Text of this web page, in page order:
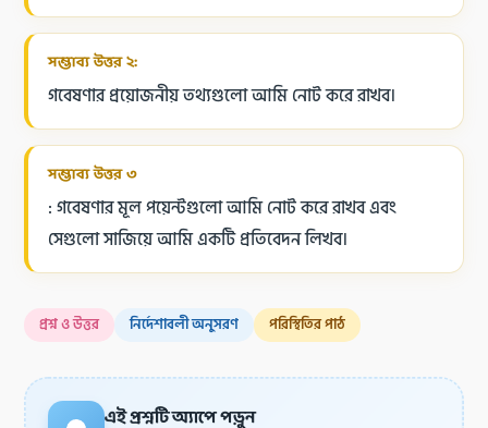
সম্ভাব্য উত্তর ২:
গবেষণার প্রয়োজনীয় তথ্যগুলো আমি নোট করে রাখব।
সম্ভাব্য উত্তর ৩
: গবেষণার মূল পয়েন্টগুলো আমি নোট করে রাখব এবং
সেগুলো সাজিয়ে আমি একটি প্রতিবেদন লিখব।
প্রশ্ন ও উত্তর নির্দেশাবলী অনুসরণ পরিস্থিতির পাঠ
এই প্রশ্নটি অ্যাপে পড়ুন